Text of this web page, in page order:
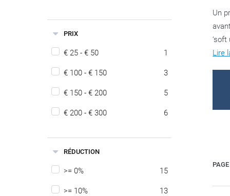
PRIX
€ 25 - € 50 1
€ 100 - € 150 3
€ 150 - € 200 5
€ 200 - € 300 6
RÉDUCTION
>= 0% 15
>= 10% 13
Un
Lire